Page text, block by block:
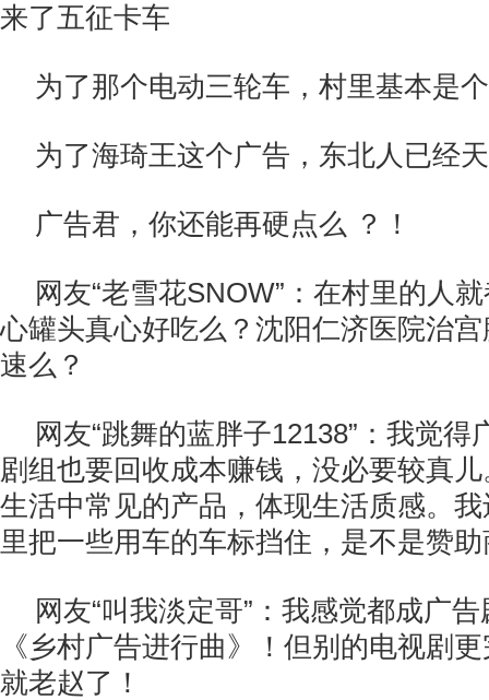
来了五征卡车
为了那个电动三轮车，村里基本是
为了海琦王这个广告，东北人已经
广告君，你还能再硬点么 ？！
网友“老雪花SNOW”：在村里的人
心罐头真心好吃么？沈阳仁济医院治
速么？
网友“跳舞的蓝胖子12138”：我觉得
剧组也要回收成本赚钱，没必要较真
生活中常见的产品，体现生活质感。
里把一些用车的车标挡住，是不是赞
网友“叫我淡定哥”：我感觉都成广
《乡村广告进行曲》！但别的电视剧
就老赵了！